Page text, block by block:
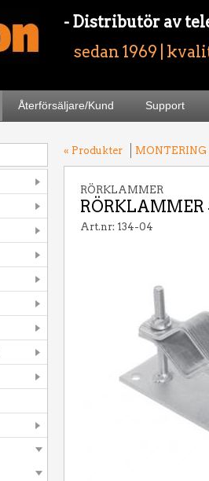
- Distributör av
sedan 1969 |
Återförsäljare/Kund Support
« Produkter MONTERING
RÖRKLAMMER
RÖRKLAMMER
Art.nr: 134-04